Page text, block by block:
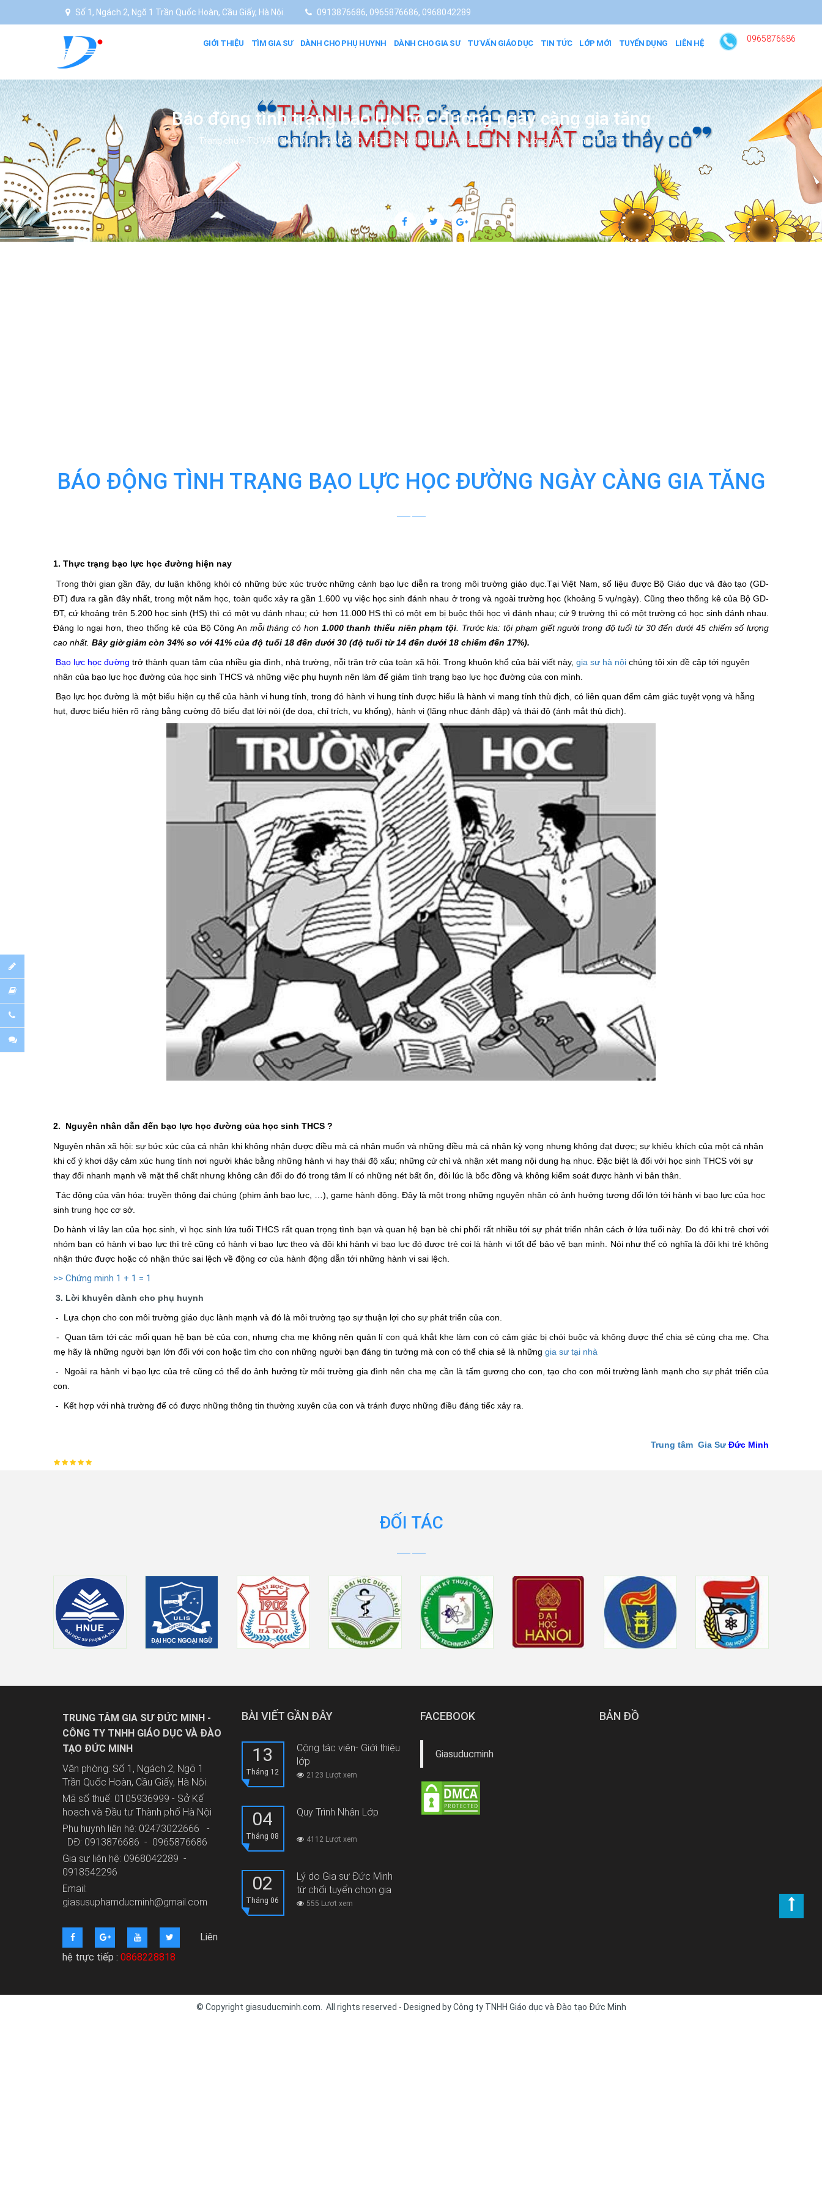
Số 1, Ngách 2, Ngõ 1 Trần Quốc Hoàn, Cầu Giấy, Hà Nội. 0913876686, 0965876686, 0968042289
GIỚI THIỆU TÌM GIA SƯ DÀNH CHO PHỤ HUYNH DÀNH CHO GIA SƯ TƯ VẤN GIÁO DỤC TIN TỨC LỚP MỚI TUYỂN DỤNG LIÊN HỆ 0965876686
Báo động tình trạng bạo lực học đường ngày càng gia tăng
Trang chủ TƯ VẤN GIÁO DỤC GIÁO DỤC THCS Báo động tình trạng bạo lực học đường ngày càng gia tăng
BÁO ĐỘNG TÌNH TRẠNG BẠO LỰC HỌC ĐƯỜNG NGÀY CÀNG GIA TĂNG
1. Thực trạng bạo lực học đường hiện nay
Trong thời gian gần đây, dư luận không khỏi có những bức xúc trước những cảnh bạo lực diễn ra trong môi trường giáo dục.Tại Việt Nam, số liệu được Bộ Giáo dục và đào tạo (GD-
ĐT) đưa ra gần đây nhất, trong một năm học, toàn quốc xảy ra gần 1.600 vụ việc học sinh đánh nhau ở trong và ngoài trường học (khoảng 5 vụ/ngày). Cũng theo thống kê của Bộ GD-
ĐT, cứ khoảng trên 5.200 học sinh (HS) thì có một vụ đánh nhau; cứ hơn 11.000 HS thì có một em bị buộc thôi học vì đánh nhau; cứ 9 trường thì có một trường có học sinh đánh nhau.
Đáng lo ngại hơn, theo thống kê của Bộ Công An mỗi tháng có hơn 1.000 thanh thiếu niên phạm tội . Trước kia: tội phạm giết người trong độ tuổi từ 30 đến dưới 45 chiếm số lượng
cao nhất. Bây giờ giảm còn 34% so với 41% của độ tuổi 18 đến dưới 30 (độ tuổi từ 14 đến dưới 18 chiếm đến 17%).
Bạo lực học đường trở thành quan tâm của nhiều gia đình, nhà trường, nỗi trăn trở của toàn xã hội. Trong khuôn khổ của bài viết này, gia sư hà nội chúng tôi xin đề cập tới nguyên
nhân của bạo lực học đường của học sinh THCS và những việc phụ huynh nên làm để giảm tình trạng bạo lực học đường của con mình.
Bạo lực học đường là một biểu hiện cụ thể của hành vi hung tính, trong đó hành vi hung tính được hiểu là hành vi mang tính thù địch, có liên quan đếm cảm giác tuyệt vọng và hẫng
hụt, được biểu hiện rõ ràng bằng cường độ biểu đạt lời nói (đe dọa, chỉ trích, vu khống), hành vi (lăng nhục đánh đập) và thái độ (ánh mắt thù địch).
2. Nguyên nhân dẫn đến bạo lực học đường của học sinh THCS ?
Nguyên nhân xã hội: sự bức xúc của cá nhân khi không nhận được điều mà cá nhân muốn và những điều mà cá nhân kỳ vọng nhưng không đạt được; sự khiêu khích của một cá nhân
khi cố ý khơi dậy cảm xúc hung tính nơi người khác bằng những hành vi hay thái độ xấu; những cử chỉ và nhận xét mang nội dung hạ nhục. Đặc biệt là đối với học sinh THCS với sự
thay đổi nhanh mạnh về mặt thể chất nhưng không cân đối do đó trong tâm lí có những nét bất ổn, đôi lúc là bốc đồng và không kiểm soát được hành vi bản thân.
Tác động của văn hóa: truyền thông đại chúng (phim ảnh bạo lực, …), game hành động. Đây là một trong những nguyên nhân có ảnh hưởng tương đối lớn tới hành vi bạo lực của học
sinh trung học cơ sở.
Do hành vi lây lan của học sinh, vì học sinh lứa tuổi THCS rất quan trọng tình bạn và quan hệ bạn bè chi phối rất nhiều tới sự phát triển nhân cách ở lứa tuổi này. Do đó khi trẻ chơi với
nhóm bạn có hành vi bạo lực thì trẻ cũng có hành vi bạo lực theo và đôi khi hành vi bạo lực đó được trẻ coi là hành vi tốt để bảo vệ bạn mình. Nói như thế có nghĩa là đôi khi trẻ không
nhận thức được hoặc có nhận thức sai lệch về động cơ của hành động dẫn tới những hành vi sai lệch.
>> Chứng minh 1 + 1 = 1
3. Lời khuyên dành cho phụ huynh
- Lựa chọn cho con môi trường giáo dục lành mạnh và đó là môi trường tạo sự thuận lợi cho sự phát triển của con.
- Quan tâm tới các mối quan hệ bạn bè của con, nhưng cha mẹ không nên quản lí con quá khắt khe làm con có cảm giác bị chói buộc và không được thể chia sẻ cùng cha mẹ. Cha
mẹ hãy là những người bạn lớn đối với con hoặc tìm cho con những người bạn đáng tin tưởng mà con có thể chia sẻ là những gia sư tại nhà
- Ngoài ra hành vi bạo lực của trẻ cũng có thể do ảnh hưởng từ môi trường gia đình nên cha mẹ cần là tấm gương cho con, tạo cho con môi trường lành mạnh cho sự phát triển của
con.
- Kết hợp với nhà trường để có được những thông tin thường xuyên của con và tránh được những điều đáng tiếc xảy ra.
Trung tâm Gia SưĐức Minh
ĐỐI TÁC
TRUNG TÂM GIA SƯ ĐỨC MINH -
CÔNG TY TNHH GIÁO DỤC VÀ ĐÀO
TẠO ĐỨC MINH
Văn phòng: Số 1, Ngách 2, Ngõ 1
Trần Quốc Hoàn, Cầu Giấy, Hà Nội.
Mã số thuế: 0105936999 - Sở Kế
hoạch và Đầu tư Thành phố Hà Nội
Phụ huynh liên hệ: 02473022666 -
DĐ: 0913876686 - 0965876686
Gia sư liên hệ: 0968042289 -
0918542296
Email:
giasusuphamducminh@gmail.com
Liên
hệ trực tiếp : 0868228818
BÀI VIẾT GẦN ĐÂY
13
Tháng 12
Cộng tác viên- Giới thiệu
lớp
2123 Lượt xem
04
Tháng 08
Quy Trình Nhận Lớp
4112 Lượt xem
02
Tháng 06
Lý do Gia sư Đức Minh
từ chối tuyển chọn gia
sư thi hộ, gian lận thi cử
555 Lượt xem
FACEBOOK
Giasuducminh
BẢN ĐỒ
© Copyright giasuducminh.com. All rights reserved - Designed by Công ty TNHH Giáo dục và Đào tạo Đức Minh